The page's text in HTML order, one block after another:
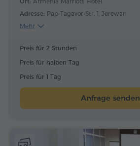
Adresse: Pap-Tagavor-Str. 1, Jerewan
Mehr
Preis für 2 Stunden
Preis für halben Tag
Preis für 1 Tag
Anfrage senden